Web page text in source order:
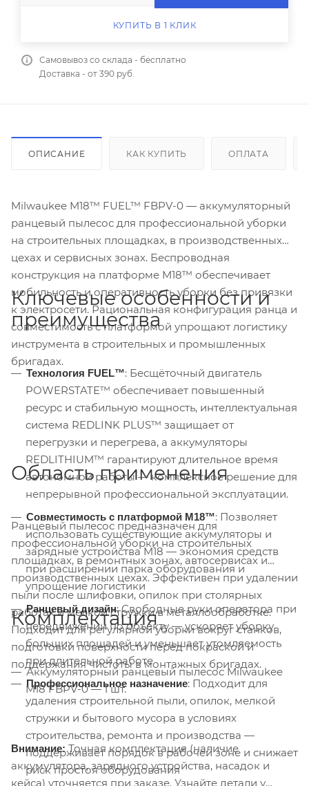
КУПИТЬ В 1 КЛИК
Самовывоз со склада - бесплатно
Доставка - от 390 руб.
ОПИСАНИЕ КАК КУПИТЬ ОПЛАТА
Milwaukee M18™ FUEL™ FBPV-0 — аккумуляторный
ранцевый пылесос для профессиональной уборки
на строительных площадках, в производственных
цехах и сервисных зонах. Беспроводная
конструкция на платформе M18™ обеспечивает
мобильность и оперативность уборки без привязки
к электросети. Рациональная конфигурация ранца и
совместимость с платформой упрощают логистику
инструмента в строительных и промышленных
бригадах.
Ключевые особенности и
преимущества
Технология FUEL™: Бесщёточный двигатель
POWERSTATE™ обеспечивает повышенный
ресурс и стабильную мощность, интеллектуальная
система REDLINK PLUS™ защищает от
перегрузки и перегрева, а аккумуляторы
REDLITHIUM™ гарантируют длительное время
автономной работы — комплексное решение для
непрерывной профессиональной эксплуатации.
Совместимость с платформой M18™: Позволяет
использовать существующие аккумуляторы и
зарядные устройства M18 — экономия средств
при расширении парка оборудования и
упрощение логистики
Ранцевый дизайн: Свободные руки оператора при
передвижении по объекту — ускоряет уборку
больших площадей и уменьшает утомляемость
при длительной работе
Профессиональное назначение: Подходит для
удаления строительной пыли, опилок, мелкой
стружки и бытового мусора в условиях
строительства, ремонта и производства —
поддерживает порядок в рабочей зоне и снижает
риск простоя оборудования
Область применения
Ранцевый пылесос предназначен для
профессиональной уборки на строительных
площадках, в ремонтных зонах, автосервисах и
производственных цехах. Эффективен при удалении
пыли после шлифовки, опилок при столярных
работах и мелкой стружки в металлообработке.
Подходит для регулярной уборки вокруг станков,
подготовки поверхности перед покраской и
поддержания чистоты в монтажных бригадах.
Комплектация
Аккумуляторный ранцевый пылесос Milwaukee
M18 FBPV-0 — 1 шт.
Внимание:Точная комплектация (наличие
аккумулятора, зарядного устройства, насадок и
кейса) уточняется при заказе. Узнайте детали у